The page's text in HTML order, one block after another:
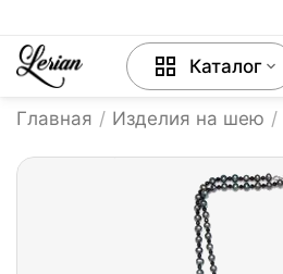
Каталог
Главная / Изделия на шею /